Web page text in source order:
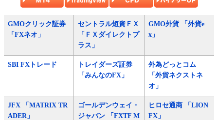
GMOクリック証券
「FXネオ」
セントラル短資ＦＸ
「ＦＸダイレクトプ
ラス」
GMO外貨 「外貨e
x」
SBI FXトレード
トレイダーズ証券
「みんなのFX」
外為どっとコム
「外貨ネクストネ
オ」
JFX 「MATRIX TR
ADER」
ゴールデンウェイ・
ジャパン 「FXTF M
ヒロセ通商 「LION
FX」